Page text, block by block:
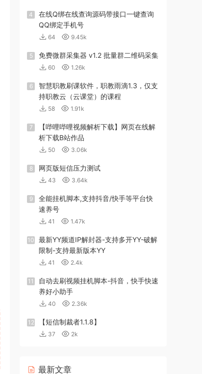
4
在线Q绑在线查询源码带接口一键查询
QQ绑定手机号
64 9.45k
5 免费微群采集器 v1.2 批量群二维码采集
60 1.26k
6
智慧职教刷课软件，职教雨滴1.3，仅支
持职教云（云课堂）的课程
58 1.91k
7
【哔哩哔哩视频解析下载】网页在线解
析下载B站作品
50 3.06k
8 网页版短信压力测试
43 3.64k
9
全能挂机脚本,支持抖音/快手等平台快
速养号
41 1.47k
10
最新YY频道IP解封器-支持多开YY-破解
限制-支持最新版本YY
41 2.4k
11
自动去刷视频挂机脚本-抖音，快手快速
养好小助手
40 2.36k
12 【短信制裁者1.1.8】
37 2k
最新文章